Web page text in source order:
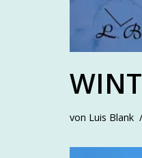
von Luis Blank